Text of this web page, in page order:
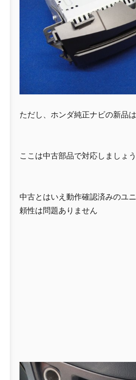
ただし、ホンダ純正ナビの新品
ここは中古部品で対応しましょう
中古とはいえ動作確認済みのユ
頼性は問題ありません